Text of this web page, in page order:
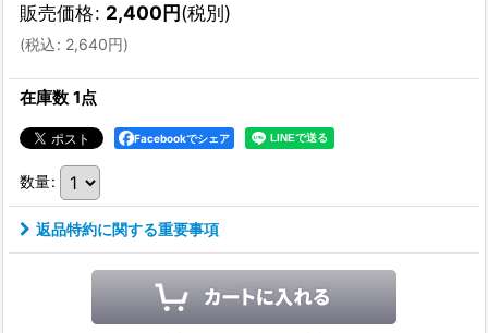
販売価格: 2,400円(税別)
(税込: 2,640円)
在庫数 1点
Facebookでシェア
数量:
返品特約に関する重要事項